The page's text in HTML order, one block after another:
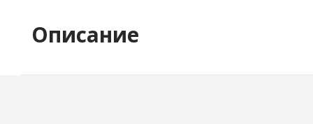
Описание